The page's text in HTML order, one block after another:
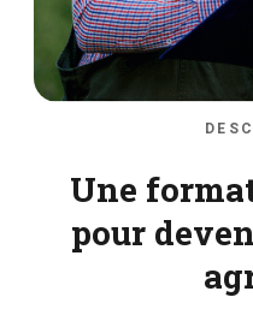
Une
pour